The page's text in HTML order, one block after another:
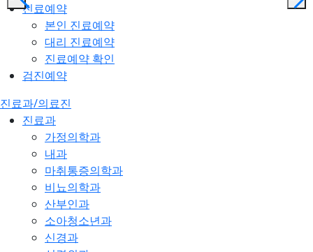
진료예약
본인 진료예약
대리 진료예약
진료예약 확인
검진예약
진료과/의료진
진료과
가정의학과
내과
마취통증의학과
비뇨의학과
산부인과
소아청소년과
신경과